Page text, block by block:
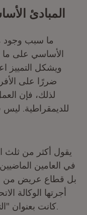
المبادئ
ما سبب وجود
الأساسي على ما
ويشكل التمييز
ضررًا على
لذلك، فإن
للديمقراطية.
يقول أكثر من ثلث
في العامين
بل قطاع عريض من
أجرتها الوكالة